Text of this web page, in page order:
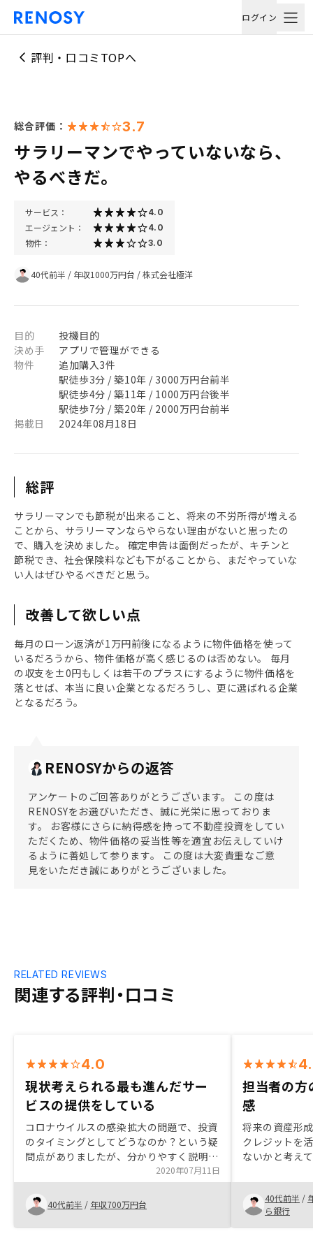
ログイン
評判・口コミTOPへ
総合評価： 3.7
サラリーマンでやっていないなら、
やるべきだ。
サービス： 4.0
エージェント： 4.0
物件： 3.0
40代前半 / 年収1000万円台 /株式会社極洋
目的
投機目的
決め手
アプリで管理ができる
物件
追加購入3件
駅徒歩3分 / 築10年 / 3000万円台前半
駅徒歩4分 / 築11年 / 1000万円台後半
駅徒歩7分 / 築20年 / 2000万円台前半
掲載日
2024年08月18日
総評
サラリーマンでも節税が出来ること、将来の不労所得が増える
ことから、サラリーマンならやらない理由がないと思ったの
で、購入を決めました。 確定申告は面倒だったが、キチンと
節税でき、社会保険料なども下がることから、まだやっていな
い人はぜひやるべきだと思う。
改善して欲しい点
毎月のローン返済が1万円前後になるように物件価格を使って
いるだろうから、物件価格が高く感じるのは否めない。 毎月
の収支を±0円もしくは若干のプラスにするように物件価格を
落とせば、本当に良い企業となるだろうし、更に選ばれる企業
となるだろう。
RENOSYからの返答
アンケートのご回答ありがとうございます。 この度は
RENOSYをお選びいただき、誠に光栄に思っておりま
す。 お客様にさらに納得感を持って不動産投資をしてい
ただくため、物件価格の妥当性等を適宜お伝えしていけ
るように善処して参ります。 この度は大変貴重なご意
見をいただき誠にありがとうございました。
関連する評判・口コミ
RELATED REVIEWS
4.0
現状考えられる最も進んだサー
ビスの提供をしている
コロナウイルスの感染拡大の問題で、投資
のタイミングとしてどうなのか？という疑
問点がありましたが、分かりやすく説明し
ていただいて決断できました。複数物件の
候補がある中で、どちらを選択したら良い
か分からない、という現実があり、セール
スの方のお考えが一番決め手となりまし
た。現状考え得る、最も進んだサービスを
2020年07月11日
40代前半 / 年収700万円台
担当者の方
感
将来の資産形
クレジットを
ないかと考え
を考慮し敬遠
本にも根付い
に踏み切った
の方や契約担
40代前半 /
ら銀行